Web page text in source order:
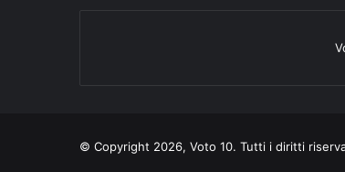
© Copyright 2026, Voto 10. Tutti i diritti